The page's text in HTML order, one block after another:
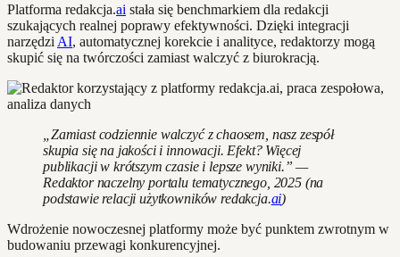
Platforma redakcja.ai stała się benchmarkiem dla redakcji
szukających realnej poprawy efektywności. Dzięki integracji
narzędzi AI, automatycznej korekcie i analityce, redaktorzy mogą
skupić się na twórczości zamiast walczyć z biurokracją.
„Zamiast codziennie walczyć z chaosem, nasz zespół
skupia się na jakości i innowacji. Efekt? Więcej
publikacji w krótszym czasie i lepsze wyniki.” —
Redaktor naczelny portalu tematycznego, 2025 (na
podstawie relacji użytkowników redakcja.ai)
Wdrożenie nowoczesnej platformy może być punktem zwrotnym w
budowaniu przewagi konkurencyjnej.